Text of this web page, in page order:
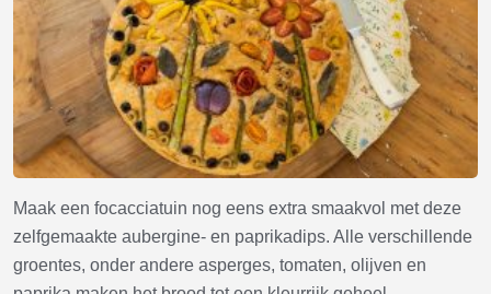
Maak een focacciatuin nog eens extra smaakvol met deze
zelfgemaakte aubergine- en paprikadips. Alle verschillende
groentes, onder andere asperges, tomaten, olijven en